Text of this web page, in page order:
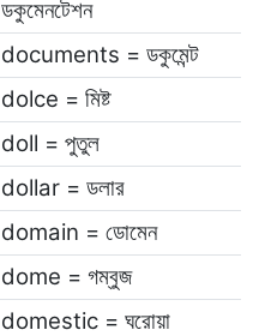
ডকুমেনটেশন
documents = ডকুমেন্ট
dolce = মিষ্ট
doll = পুতুল
dollar = ডলার
domain = ডোমেন
dome = গম্বুজ
domestic = ঘরোয়া